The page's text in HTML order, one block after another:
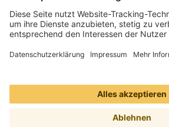
Folge uns
Zahlungsarten
Versandmethoden
Alle Preise inkl. gesetzl. Mehrwertsteuer zzgl.Versandkosten